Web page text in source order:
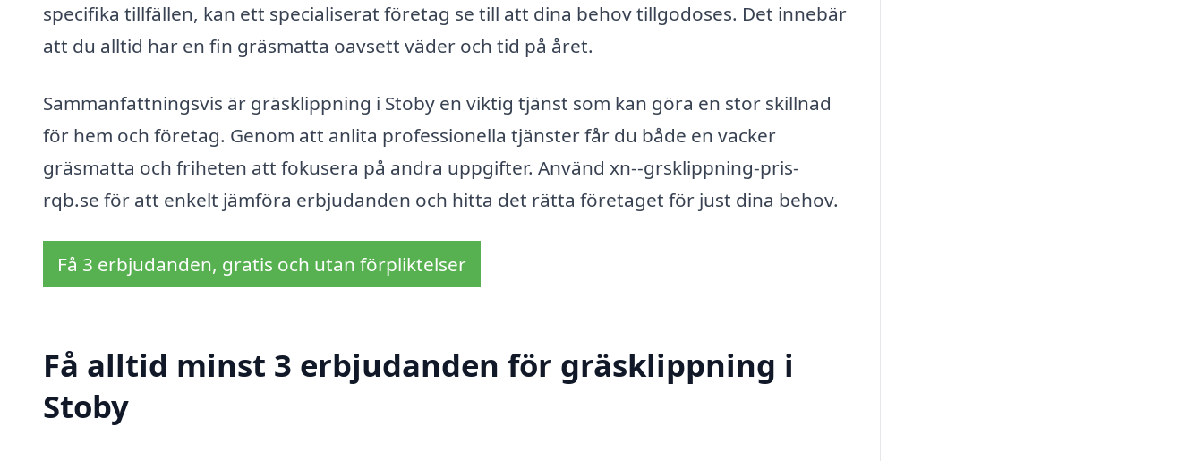
specifika tillfällen, kan ett specialiserat företag se till att dina behov tillgodoses. Det innebär
att du alltid har en fin gräsmatta oavsett väder och tid på året.
Sammanfattningsvis är gräsklippning i Stoby en viktig tjänst som kan göra en stor skillnad
för hem och företag. Genom att anlita professionella tjänster får du både en vacker
gräsmatta och friheten att fokusera på andra uppgifter. Använd xn--grsklippning-pris-
rqb.se för att enkelt jämföra erbjudanden och hitta det rätta företaget för just dina behov.
Få 3 erbjudanden, gratis och utan förpliktelser
Få alltid minst 3 erbjudanden för gräsklippning i
Stoby